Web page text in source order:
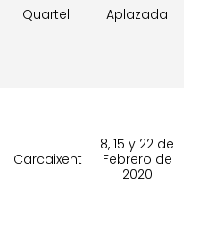
Quartell Aplazada
Carcaixent
8, 15 y 22 de
Febrero de
2020